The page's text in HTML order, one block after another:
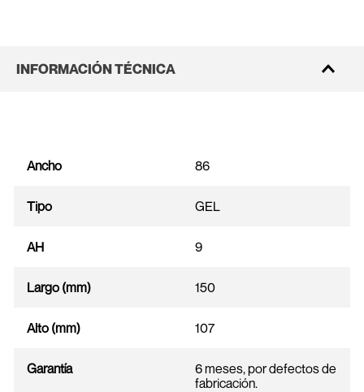
INFORMACIÓN TÉCNICA
Ancho 86
Tipo GEL
AH 9
Largo (mm) 150
Alto (mm) 107
Garantía
6 meses, por defectos de
fabricación.